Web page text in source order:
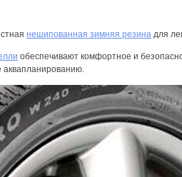
нешипованная зимняя резина для
обеспечивают комфортное и
аквапланированию.